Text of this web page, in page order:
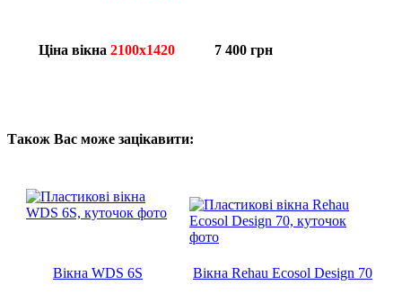
Ціна вікна 2100х1420 7 400 грн
Також Вас може зацікавити:
Вікна WDS 6S Вікна Rehau Ecosol Design 70